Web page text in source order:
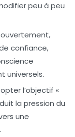
peu à peu
ouvertement,
confiance,
universels.
l’objectif «
la pression du
une